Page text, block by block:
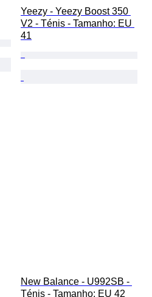
Yeezy - Yeezy Boost 350
V2 - Ténis - Tamanho: EU
41
New Balance - U992SB -
Ténis - Tamanho: EU 42